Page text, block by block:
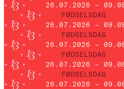
26.07.2026 –
FØDSELSDAG
26.07.2026 –
FØDSELSDAG
26.07.2026 –
FØDSELSDAG
26.07.2026 –
FØDSELSDAG
26.07.2026 –